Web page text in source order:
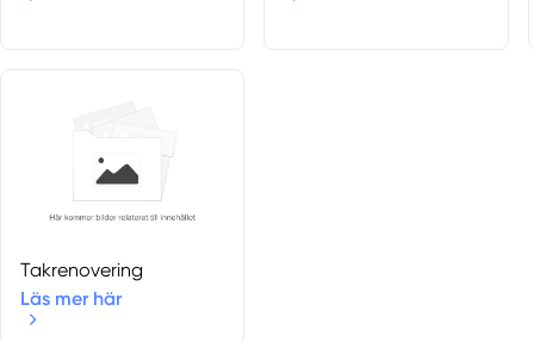
Takrenovering
Läs mer här